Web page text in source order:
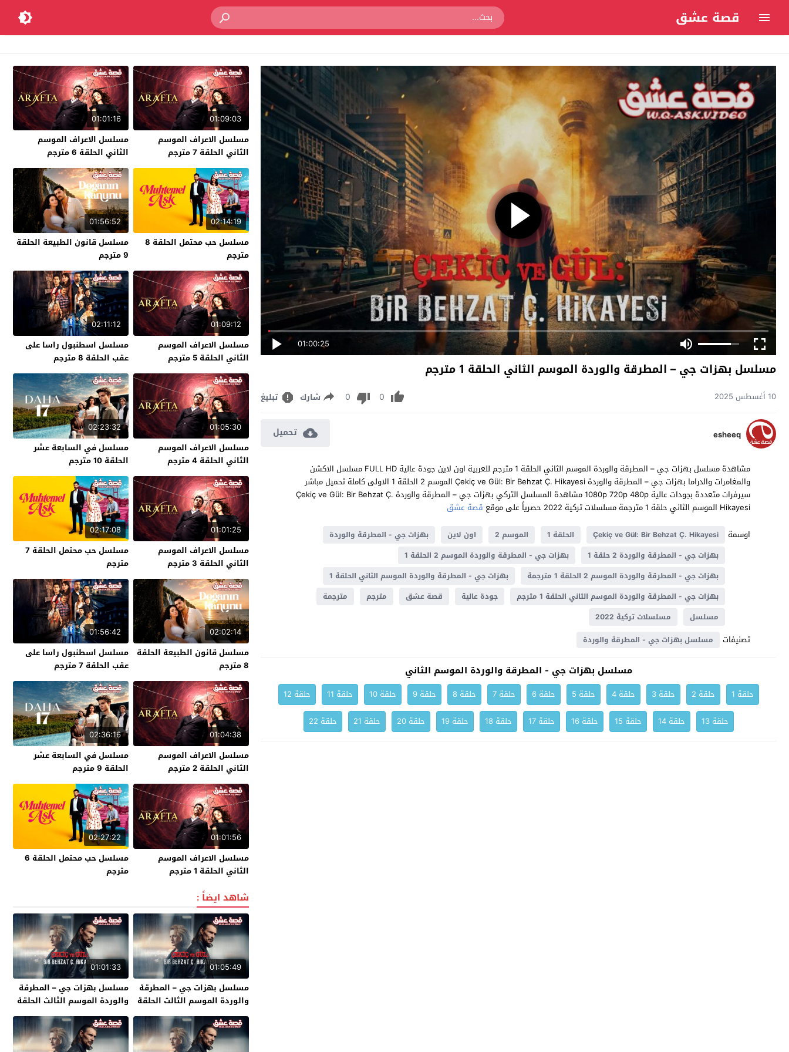
قصة عشق
01:00:25
مسلسل بهزات جي – المطرقة والوردة الموسم الثاني الحلقة 1 مترجم
10 أغسطس 2025 0
0 شارك تبليغ
esheeq تحميل
مشاهدة مسلسل بهزات جي – المطرقة والوردة الموسم الثاني الحلقة 1 مترجم للعربية اون لاين جودة عالية FULL HD مسلسل الاكشن
والمغامرات والدراما بهزات جي – المطرقة والوردة Çekiç ve Gül: Bir Behzat Ç. Hikayesi الموسم 2 الحلقة 1 الاولى كاملة تحميل مباشر
سيرفرات متعددة بجودات عالية 1080p 720p 480p مشاهدة المسلسل التركي بهزات جي – المطرقة والوردة Çekiç ve Gül: Bir Behzat Ç.
Hikayesi الموسم الثاني حلقة 1 مترجمة مسلسلات تركية 2022 حصرياً على موقع
قصة عشق
اوسمة
Çekiç ve Gül: Bir Behzat Ç. Hikayesi الحلقة 1 الموسم 2 اون لاين
بهزات جي - المطرقة والوردة
بهزات جي - المطرقة والوردة 2 حلقة 1
بهزات جي - المطرقة والوردة الموسم 2 الحلقة 1
بهزات جي - المطرقة والوردة الموسم 2 الحلقة 1 مترجمة
بهزات جي - المطرقة والوردة الموسم الثاني الحلقة 1
بهزات جي - المطرقة والوردة الموسم الثاني الحلقة 1 مترجم
جودة عالية قصة عشق مترجم
مترجمة
مسلسل
مسلسلات تركية 2022
تصنيفات مسلسل بهزات جي - المطرقة والوردة
مسلسل بهزات جي - المطرقة والوردة الموسم الثاني
حلقة 1 حلقة 2 حلقة 3 حلقة 4 حلقة 5 حلقة 6 حلقة 7 حلقة 8 حلقة 9 حلقة 10 حلقة 11
حلقة 12
حلقة 13
حلقة 14 حلقة 15 حلقة 16 حلقة 17 حلقة 18 حلقة 19 حلقة 20 حلقة 21 حلقة 22
01:09:03
مسلسل الاعراف الموسم
الثاني الحلقة 7 مترجم
01:01:16
مسلسل الاعراف الموسم
الثاني الحلقة 6 مترجم
02:14:19
مسلسل حب محتمل الحلقة 8
مترجم
01:56:52
مسلسل قانون الطبيعة الحلقة
9 مترجم
01:09:12
مسلسل الاعراف الموسم
الثاني الحلقة 5 مترجم
02:11:12
مسلسل اسطنبول راسا على
عقب الحلقة 8 مترجم
01:05:30
مسلسل الاعراف الموسم
الثاني الحلقة 4 مترجم
02:23:32
مسلسل في السابعة عشر
الحلقة 10 مترجم
01:01:25
مسلسل الاعراف الموسم
الثاني الحلقة 3 مترجم
02:17:08
مسلسل حب محتمل الحلقة 7
مترجم
02:02:14
مسلسل قانون الطبيعة الحلقة
8 مترجم
01:56:42
مسلسل اسطنبول راسا على
عقب الحلقة 7 مترجم
01:04:38
مسلسل الاعراف الموسم
الثاني الحلقة 2 مترجم
02:36:16
مسلسل في السابعة عشر
الحلقة 9 مترجم
01:01:56
مسلسل الاعراف الموسم
الثاني الحلقة 1 مترجم
02:27:22
مسلسل حب محتمل الحلقة 6
مترجم
شاهد ايضاً :
01:05:49
مسلسل بهزات جي – المطرقة
والوردة الموسم الثالث الحلقة
7 مترجم – نهاية الموسم
01:01:33
مسلسل بهزات جي – المطرقة
والوردة الموسم الثالث الحلقة
6 مترجم